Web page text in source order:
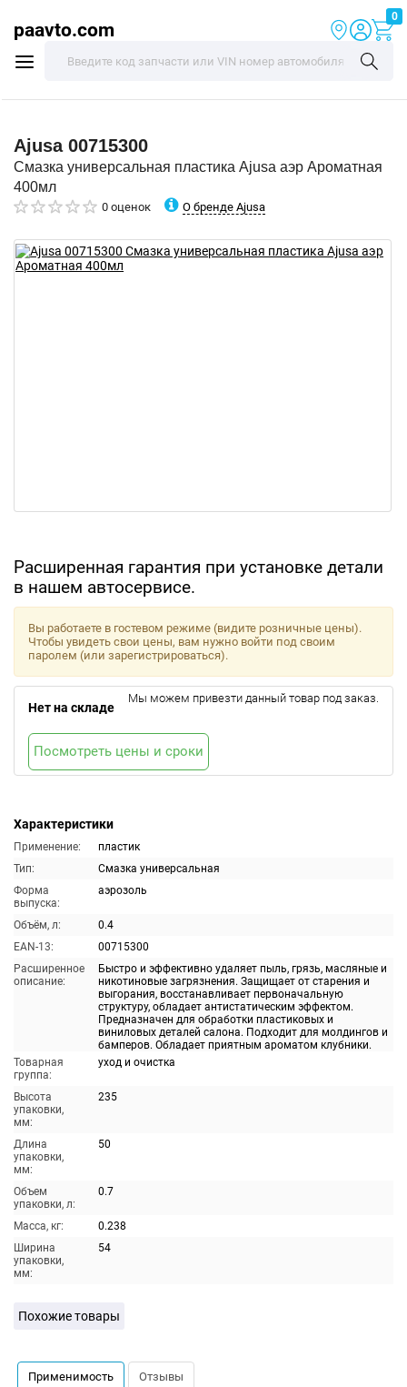
paavto.com
0
Ajusa 00715300
Смазка универсальная пластика Ajusa аэр Ароматная
400мл
0 оценок О бренде Ajusa
Расширенная гарантия при установке детали
в нашем автосервисе.
Характеристики
Применение:
пластик
Тип:
Смазка универсальная
Форма
выпуска:
аэрозоль
Объём, л:
0.4
EAN-13:
00715300
Расширенное
описание:
Быстро и эффективно удаляет пыль, грязь, масляные и
никотиновые загрязнения. Защищает от старения и
выгорания, восстанавливает первоначальную
структуру, обладает антистатическим эффектом.
Предназначен для обработки пластиковых и
виниловых деталей салона. Подходит для молдингов и
бамперов. Обладает приятным ароматом клубники.
Товарная
группа:
уход и очистка
Высота
упаковки,
мм:
235
Длина
упаковки,
мм:
50
Объем
упаковки, л:
0.7
Масса, кг:
0.238
Ширина
упаковки,
мм:
54
Вы работаете в гостевом режиме (видите розничные цены).
Чтобы увидеть свои цены, вам нужно войти под своим
паролем (или зарегистрироваться).
Нет на складе
Мы можем привезти данный товар под заказ.
Посмотреть цены и сроки
Похожие товары
Применимость Отзывы